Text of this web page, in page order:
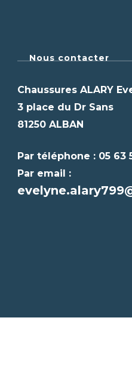
Nous contacter
Chaussures ALARY
3 place du Dr Sans
81250 ALBAN
Par téléphone : 05 63
Par email :